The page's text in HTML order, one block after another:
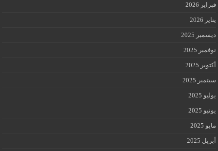
فبراير 2026
يناير 2026
ديسمبر 2025
نوفمبر 2025
أكتوبر 2025
سبتمبر 2025
يوليو 2025
يونيو 2025
مايو 2025
أبريل 2025